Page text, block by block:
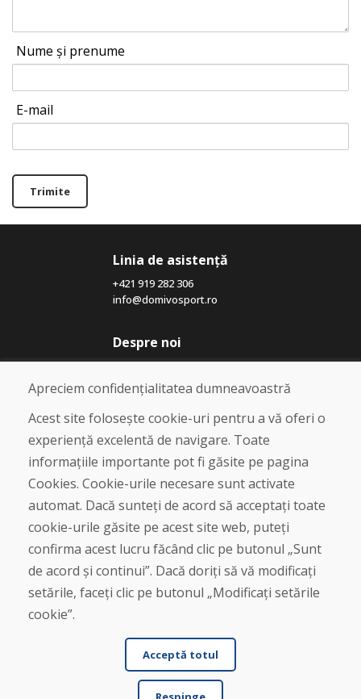
Nume și prenume
E-mail
Trimite
Linia de asistență
+421 919 282 306
info@domivosport.ro
Despre noi
Blog
Despre noi
Magazin
Contact
Cumpărare
Magazin online
Livrare și plată
Plângere
Retur și schimb de mărfuri
Protecția datelor cu caracter personal
Cookies
Apreciem confidențialitatea dumneavoastră
Acest site folosește cookie-uri pentru a vă oferi o
experiență excelentă de navigare. Toate
informațiile importante pot fi găsite pe pagina
Cookies. Cookie-urile necesare sunt activate
automat. Dacă sunteți de acord să acceptați toate
cookie-urile găsite pe acest site web, puteți
confirma acest lucru făcând clic pe butonul „Sunt
de acord și continui”. Dacă doriți să vă modificați
setările, faceți clic pe butonul „Modificați setările
cookie”.
Acceptă totul